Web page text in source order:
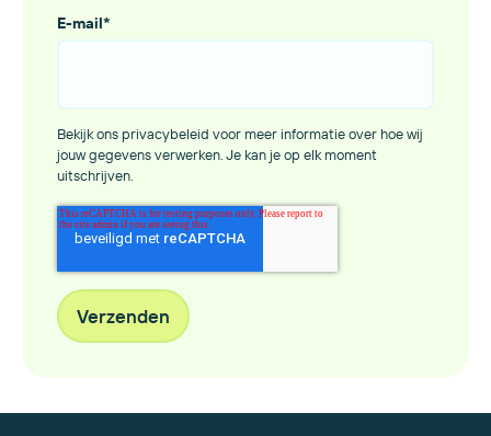
E-mail*
Bekijk ons privacybeleid voor meer informatie over hoe wij
jouw gegevens verwerken. Je kan je op elk moment
uitschrijven.